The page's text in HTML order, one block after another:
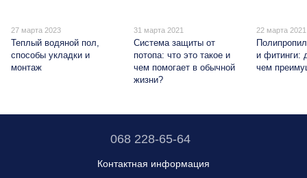
27 марта 2023
Теплый водяной пол,
способы укладки и
монтаж
31 марта 2021
Система защиты от
потопа: что это такое и
чем помогает в обычной
жизни?
22 марта 2021
и фитинги:
чем
068 228-65-64
Контактная информация